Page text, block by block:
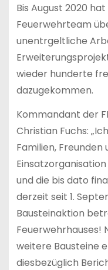
Bis August 2020
Feuerwehrteam
unentrgeltliche
wieder hunderte
dazugekommen.
Kommandant der
Christian Fuchs:
Familien,
und die bis dato
derzeit seit 1.
Bausteinaktion
Feuerwehrhauses!
weitere Bausteine
diesbezüglich